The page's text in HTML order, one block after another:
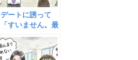
デートに誘って
「すいません。最
断られた時の正し
い返し方はこうだ